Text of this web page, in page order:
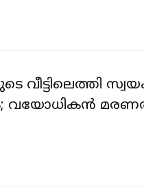
വീട്ടിലെത്തി
വയോധികന്‍